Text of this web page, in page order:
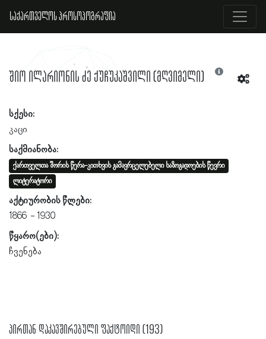
საქართველოს პროსოპოგრაფია
შიო ილარიონის ძე ქუჩუკაშვილი (მღვიმელი)
სქესი:
კაცი
საქმიანობა:
ქართველთა შორის წერა-კითხვის გამავრცელებელი საზოგადოების წევრი
ლიტერატორი
აქტიურობის წლები:
1866
1930
წყარო(ები):
ჩვენება
პირთან დაკავშირებული ფაქტოიდი (193)